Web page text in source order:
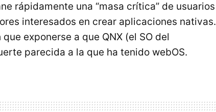
rápidamente una “masa crítica” de usuarios
interesados en crear aplicaciones nativas.
exponerse a que QNX (el SO del
parecida a la que ha tenido webOS.